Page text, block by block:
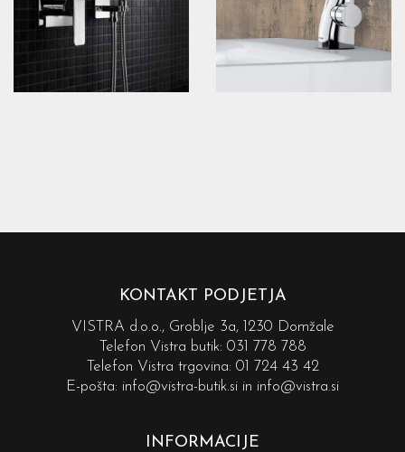
KONTAKT PODJETJA
VISTRA d.o.o., Groblje 3a, 1230 Domžale
Telefon Vistra butik: 031 778 788
Telefon Vistra trgovina: 01 724 43 42
E-pošta: info@vistra-butik.si in info@vistra.si
INFORMACIJE